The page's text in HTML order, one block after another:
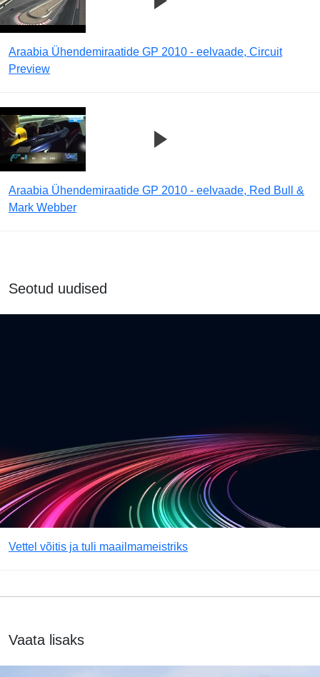
Araabia Ühendemiraatide GP 2010 - eelvaade, Circuit
Preview
Araabia Ühendemiraatide GP 2010 - eelvaade, Red Bull &
Mark Webber
Seotud uudised
Vettel võitis ja tuli maailmameistriks
Vaata lisaks